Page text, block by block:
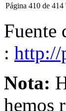
Página 410 de 414
Fuente
: http://
Nota:
hemos